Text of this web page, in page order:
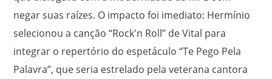
negar suas raízes. O impacto foi imediato: Hermínio
selecionou a canção “Rock'n Roll” de Vital para
integrar o repertório do espetáculo “Te Pego Pela
Palavra”, que seria estrelado pela veterana cantora